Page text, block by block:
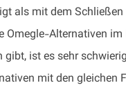
als mit dem
Omegle-Alternativen
gibt, ist es sehr
mit den gleichen